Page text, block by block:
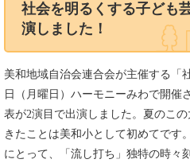
社会を明るくする子ども
演しました！
美和地域自治会連合会が主催する
日（月曜日）ハーモニーみわで開催
表が2演目で出演しました。夏のこ
きたことは美和小として初めてです
にとって、「流し打ち」独特の時々